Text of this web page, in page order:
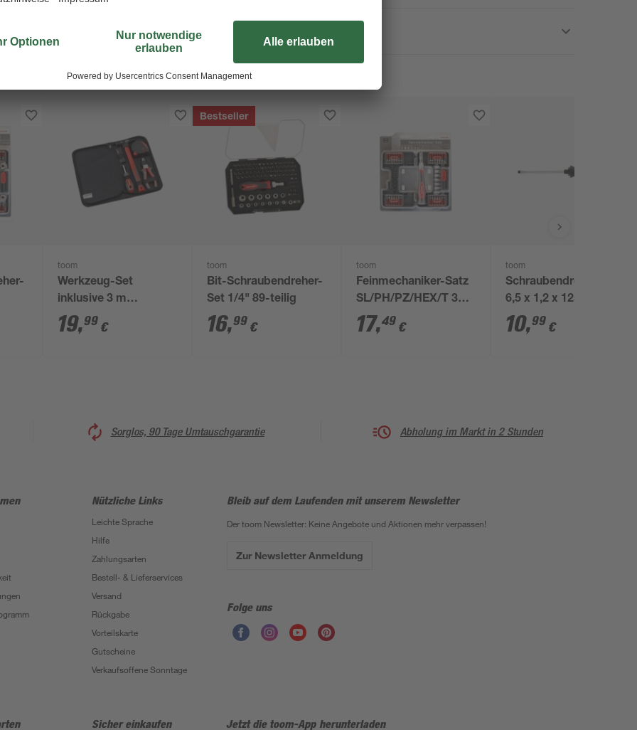
toom
Werkzeug-Set
inklusive 3 m
Rollbandmaß, 14-
teilig
19,99 €
Bestseller
toom
Bit-Schraubendreher-
Set 1/4" 89-teilig
16,99 €
toom
Feinmechaniker-Satz
SL/PH/PZ/HEX/T 37-
teilig
17,49 €
toom
Schraubendreher SL
6,5 x 1,2 x 125 mm
10,99 €
Sorglos, 90 Tage Umtauschgarantie Abholung im Markt in 2 Stunden
Nützliche Links
Leichte Sprache
Hilfe
Zahlungsarten
Bestell- & Lieferservices
Versand
Rückgabe
Vorteilskarte
Gutscheine
Verkaufsoffene Sonntage
Bleib auf dem Laufenden mit unserem Newsletter
Der toom Newsletter: Keine Angebote und Aktionen mehr verpassen!
Zur Newsletter Anmeldung
Folge uns
Sicher einkaufen Jetzt die toom-App herunterladen